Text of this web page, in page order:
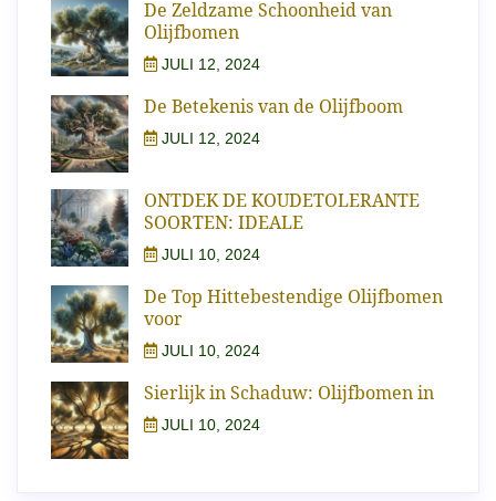
De Zeldzame Schoonheid van
Olijfbomen
JULI 12, 2024
De Betekenis van de Olijfboom
JULI 12, 2024
ONTDEK DE KOUDETOLERANTE
SOORTEN: IDEALE
JULI 10, 2024
De Top Hittebestendige Olijfbomen
voor
JULI 10, 2024
Sierlijk in Schaduw: Olijfbomen in
JULI 10, 2024